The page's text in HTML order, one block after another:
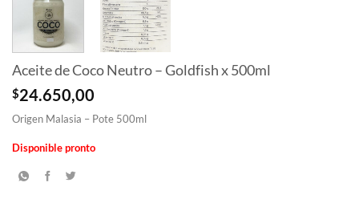
Aceite de Coco Neutro – Goldfish x 500ml
$24.650,00
Origen Malasia – Pote 500ml
Disponible pronto